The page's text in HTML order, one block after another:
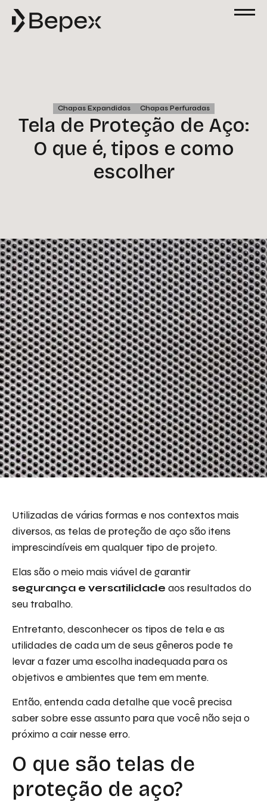
Chapas Expandidas Chapas Perfuradas
Tela de Proteção de Aço:
O que é, tipos e como
escolher
Utilizadas de várias formas e nos contextos mais
diversos, as telas de proteção de aço são itens
imprescindíveis em qualquer tipo de projeto.
Elas são o meio mais viável de garantir
segurança e versatilidade aos resultados do
seu trabalho.
Entretanto, desconhecer os tipos de tela e as
utilidades de cada um de seus gêneros pode te
levar a fazer uma escolha inadequada para os
objetivos e ambientes que tem em mente.
Então, entenda cada detalhe que você precisa
saber sobre esse assunto para que você não seja o
próximo a cair nesse erro.
O que são telas de
proteção de aço?